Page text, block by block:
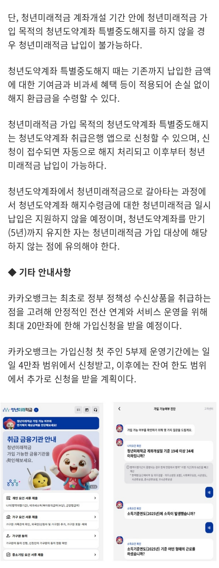
단, 청년미래적금 계좌개설 기간 안에 청년미래적금 가
입 목적의 청년도약계좌 특별중도해지를 하지 않을 경
우 청년미래적금 납입이 불가능하다.
청년도약계좌 특별중도해지 때는 기존까지 납입한 금액
에 대한 기여금과 비과세 혜택 등이 적용되어 손실 없이
해지 환급금을 수령할 수 있다.
청년미래적금 가입 목적의 청년도약계좌 특별중도해지
는 청년도약계좌 취급은행 앱으로 신청할 수 있으며, 신
청이 접수되면 자동으로 해지 처리되고 이후부터 청년
미래적금 납입이 가능하다.
청년도약계좌에서 청년미래적금으로 갈아타는 과정에
서 청년도약계좌 해지수령금에 대한 청년미래적금 일시
납입은 지원하지 않을 예정이며, 청년도약계좌를 만기
(5년)까지 유지한 자는 청년미래적금 가입 대상에 해당
하지 않는 점에 유의해야 한다.
◆ 기타 안내사항
카카오뱅크는 최초로 정부 정책성 수신상품을 취급하는
점을 고려해 안정적인 전산 연계와 서비스 운영을 위해
최대 20만좌에 한해 가입신청을 받을 예정이다.
카카오뱅크는 가입신청 첫 주인 5부제 운영기간에는 일
일 4만좌 범위에서 신청받고, 이후에는 잔여 한도 범위
에서 추가로 신청을 받을 계획이다.